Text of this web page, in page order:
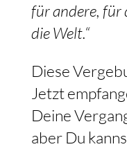
für andere, für
die Welt.“
Diese
Jetzt
Deine
aber Du